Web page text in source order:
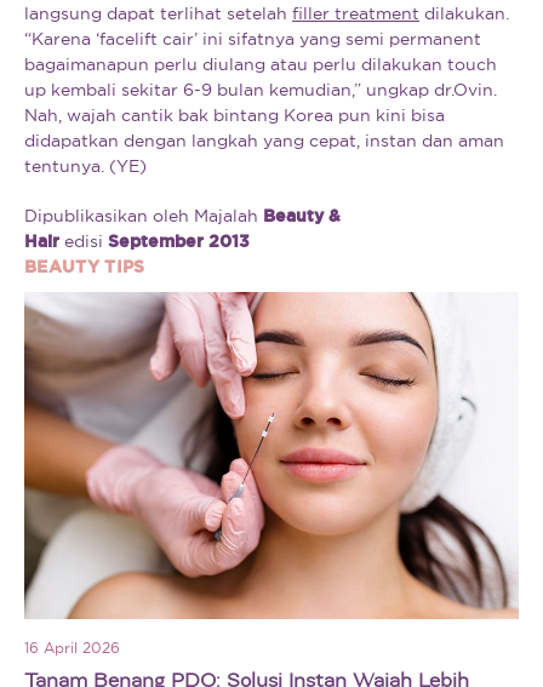
langsung dapat terlihat setelah filler treatment dilakukan.
“Karena ‘facelift cair’ ini sifatnya yang semi permanent
bagaimanapun perlu diulang atau perlu dilakukan touch
up kembali sekitar 6-9 bulan kemudian,” ungkap dr.Ovin.
Nah, wajah cantik bak bintang Korea pun kini bisa
didapatkan dengan langkah yang cepat, instan dan aman
tentunya. (YE)
Dipublikasikan oleh Majalah Beauty &
Hair edisi September 2013
BEAUTY TIPS
16 April 2026
Tanam Benang PDO: Solusi Instan Wajah Lebih